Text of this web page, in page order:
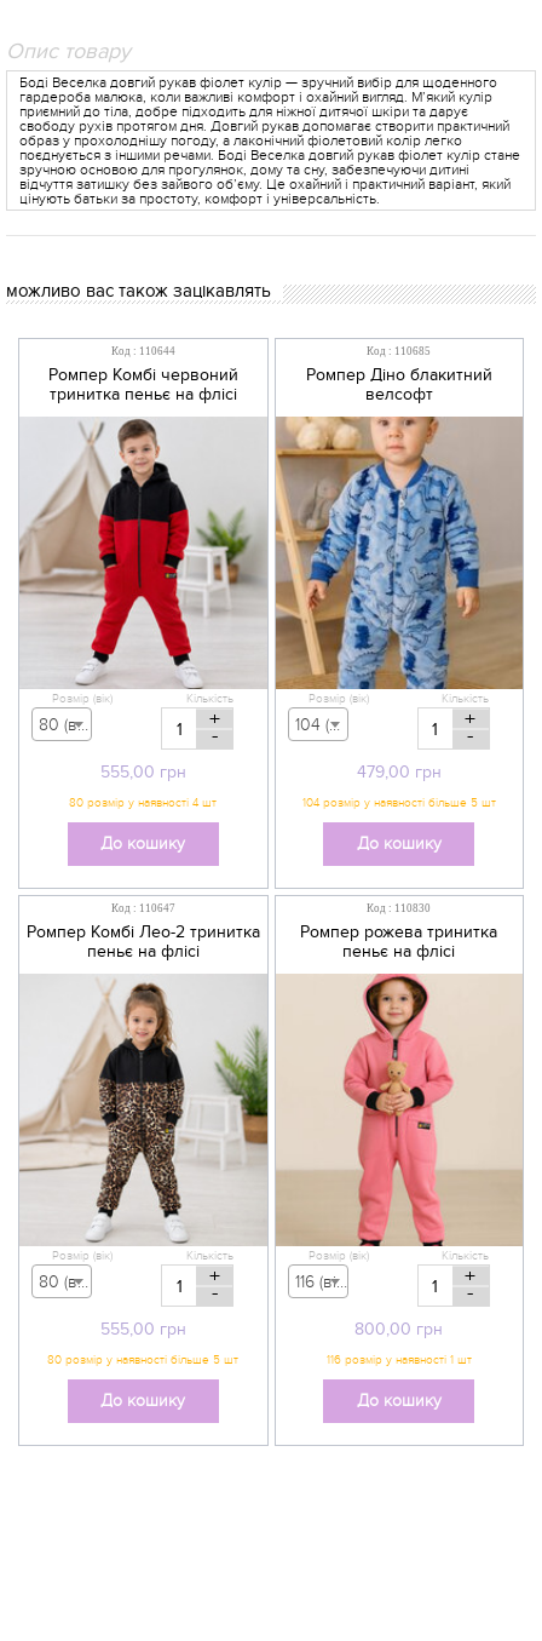
Опис товару
Боді Веселка довгий рукав фіолет кулір — зручний вибір для щоденного
гардероба малюка, коли важливі комфорт і охайний вигляд. М’який кулір
приємний до тіла, добре підходить для ніжної дитячої шкіри та дарує
свободу рухів протягом дня. Довгий рукав допомагає створити практичний
образ у прохолоднішу погоду, а лаконічний фіолетовий колір легко
поєднується з іншими речами. Боді Веселка довгий рукав фіолет кулір стане
зручною основою для прогулянок, дому та сну, забезпечуючи дитині
відчуття затишку без зайвого об’єму. Це охайний і практичний варіант, який
цінують батьки за простоту, комфорт і універсальність.
можливо вас також зацікавлять
Код : 110644
Ромпер Комбі червоний
тринитка пеньє на флісі
555,00 грн
Розмір (вік)
80 (вік 9-12 міс) - 555,00 грн
Кількість
+
-
До кошику
Код : 110685
Ромпер Діно блакитний
велсофт
479,00 грн
Розмір (вік)
104 (вік 3-4 р) - 479,00 грн
Кількість
+
-
До кошику
Код : 110647
Ромпер Комбі Лео-2 тринитка
пеньє на флісі
555,00 грн
Розмір (вік)
80 (вік 9-12 міс) - 555,00 грн
Кількість
+
-
До кошику
Код : 110830
Ромпер рожева тринитка
пеньє на флісі
800,00 грн
Розмір (вік)
116 (вік 5-6 р) - 800,00 грн
Кількість
+
-
До кошику